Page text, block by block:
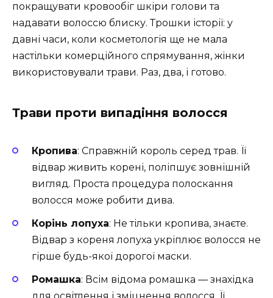
покращувати кровообіг шкіри голови та
надавати волоссю блиску. Трошки історії: у
давні часи, коли косметологія ще не мала
настільки комерційного спрямування, жінки
використовували трави. Раз, два, і готово.
Трави проти випадіння волосся
Кропива: Справжній король серед трав. Її
відвар живить корені, поліпшує зовнішній
вигляд. Проста процедура полоскання
волосся може робити дива.
Корінь лопуха: Не тільки кропива, знаєте.
Відвар з кореня лопуха укріплює волосся не
гірше будь-якої дорогої маски.
Ромашка: Всім відома ромашка — знахідка